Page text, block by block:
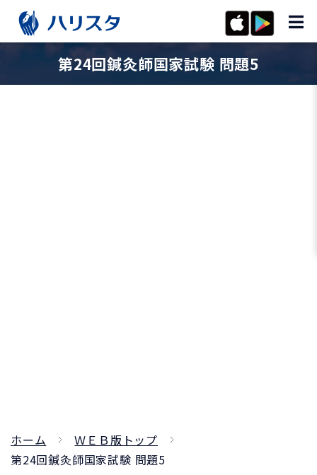
第24回鍼灸師国家試験 問題5
ホーム
ＷＥＢ版トップ
第24回鍼灸師国家試験 問題5